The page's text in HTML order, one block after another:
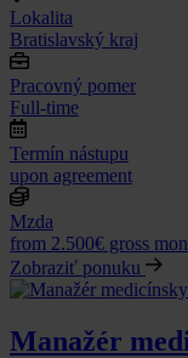
Lokalita
Bratislavský kraj
Pracovný pomer
Full-time
Termín nástupu
upon agreement
Mzda
from 2.500€ gross
Zobraziť ponuku
Manažér